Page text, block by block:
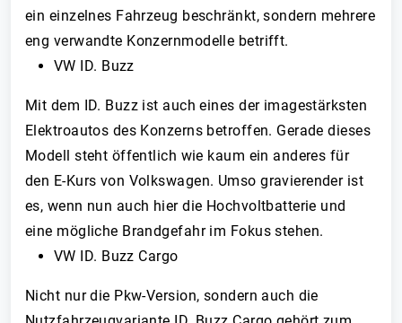
ein einzelnes Fahrzeug beschränkt, sondern mehrere
eng verwandte Konzernmodelle betrifft.
VW ID. Buzz
Mit dem ID. Buzz ist auch eines der imagestärksten
Elektroautos des Konzerns betroffen. Gerade dieses
Modell steht öffentlich wie kaum ein anderes für
den E-Kurs von Volkswagen. Umso gravierender ist
es, wenn nun auch hier die Hochvoltbatterie und
eine mögliche Brandgefahr im Fokus stehen.
VW ID. Buzz Cargo
Nicht nur die Pkw-Version, sondern auch die